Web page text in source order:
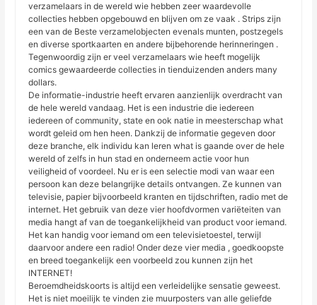
verzamelaars in de wereld wie hebben zeer waardevolle
collecties hebben opgebouwd en blijven om ze vaak . Strips zijn
een van de Beste verzamelobjecten evenals munten, postzegels
en diverse sportkaarten en andere bijbehorende herinneringen .
Tegenwoordig zijn er veel verzamelaars wie heeft mogelijk
comics gewaardeerde collecties in tienduizenden anders many
dollars.
De informatie-industrie heeft ervaren aanzienlijk overdracht van
de hele wereld vandaag. Het is een industrie die iedereen
iedereen of community, state en ook natie in meesterschap what
wordt geleid om hen heen. Dankzij de informatie gegeven door
deze branche, elk individu kan leren what is gaande over de hele
wereld of zelfs in hun stad en onderneem actie voor hun
veiligheid of voordeel. Nu er is een selectie modi van waar een
persoon kan deze belangrijke details ontvangen. Ze kunnen van
televisie, papier bijvoorbeeld kranten en tijdschriften, radio met de
internet. Het gebruik van deze vier hoofdvormen variëteiten van
media hangt af van de toegankelijkheid van product voor iemand.
Het kan handig voor iemand om een televisietoestel, terwijl
daarvoor andere een radio! Onder deze vier media , goedkoopste
en breed toegankelijk een voorbeeld zou kunnen zijn het
INTERNET!
Beroemdheidskoorts is altijd een verleidelijke sensatie geweest.
Het is niet moeilijk te vinden zie muurposters van alle geliefde